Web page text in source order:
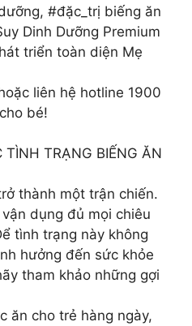
#đặc_trị biếng ăn
Dinh Dưỡng Premium
triển toàn diện Mẹ
liên hệ hotline 1900
bé!
TÌNH TRẠNG BIẾNG ĂN
thành một trận chiến.
dụng đủ mọi chiêu
tình trạng này không
hưởng đến sức khỏe
tham khảo những gợi
ăn cho trẻ hàng ngày,